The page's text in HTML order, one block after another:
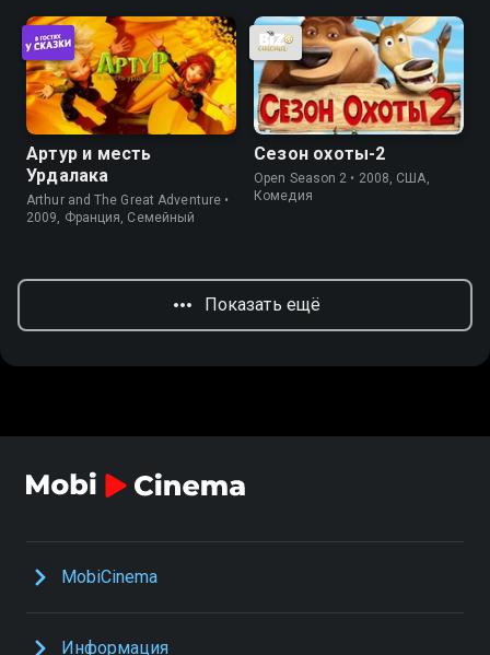
Артур и месть
Урдалака
Arthur and The Great Adventure •
2009, Франция, Семейный
Сезон охоты-2
Open Season 2 • 2008, США,
Комедия
Показать ещё
MobiCinema
Информация